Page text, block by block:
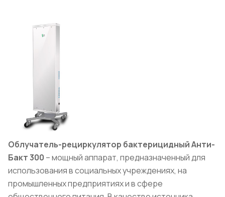
Облучатель-рециркулятор бактерицидный Анти-
Бакт 300 – мощный аппарат, предназначенный для
использования в социальных учреждениях, на
промышленных предприятиях и в сфере